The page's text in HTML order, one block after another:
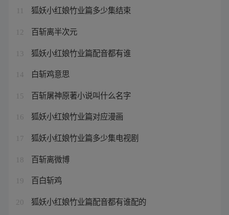
狐妖小红娘竹业篇多少集结束
12 百斩离半次元
13 狐妖小红娘竹业篇配音都有谁
14 白斩鸡意思
15 百斩屠神原著小说叫什么名字
16 狐妖小红娘竹业篇对应漫画
17 狐妖小红娘竹业篇多少集电视剧
18 百斩离微博
19 百白斩鸡
20 狐妖小红娘竹业篇配音都有谁配的